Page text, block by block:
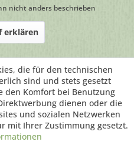
nicht anders beschrieben
erklären
die für den technischen
sind und stets gesetzt
den Komfort bei Benutzung
dienen oder die
und sozialen Netzwerken
mit Ihrer Zustimmung gesetzt.